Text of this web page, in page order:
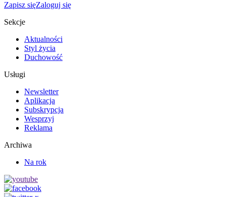
Zapisz sięZaloguj się
Sekcje
Aktualności
Styl życia
Duchowość
Usługi
Newsletter
Aplikacja
Subskrypcja
Wesprzyj
Reklama
Archiwa
Na rok